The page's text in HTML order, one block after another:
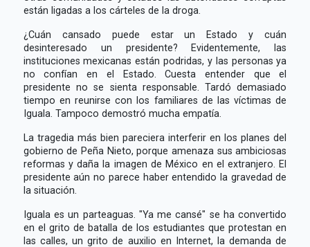
están ligadas a los cárteles de la droga.
¿Cuán cansado puede estar un Estado y cuán
desinteresado un presidente? Evidentemente, las
instituciones mexicanas están podridas, y las personas ya
no confían en el Estado. Cuesta entender que el
presidente no se sienta responsable. Tardó demasiado
tiempo en reunirse con los familiares de las víctimas de
Iguala. Tampoco demostró mucha empatía.
La tragedia más bien pareciera interferir en los planes del
gobierno de Peña Nieto, porque amenaza sus ambiciosas
reformas y daña la imagen de México en el extranjero. El
presidente aún no parece haber entendido la gravedad de
la situación.
Iguala es un parteaguas. "Ya me cansé" se ha convertido
en el grito de batalla de los estudiantes que protestan en
las calles, un grito de auxilio en Internet, la demanda de